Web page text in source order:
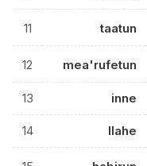
11 taatun
12 mea'rufetun
13 inne
14 llahe